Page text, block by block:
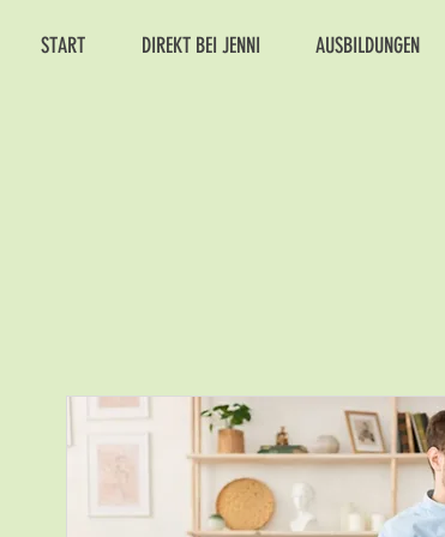
START DIREKT BEI JENNI AUSBILDUNGEN